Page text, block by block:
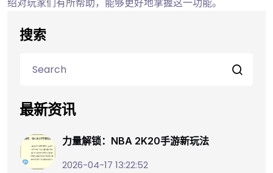
绍对玩家们有所帮助，能够更好地掌握这一功能。
搜索
最新资讯
力量解锁：NBA 2K20手游新玩法
2026-04-17 13:22:52